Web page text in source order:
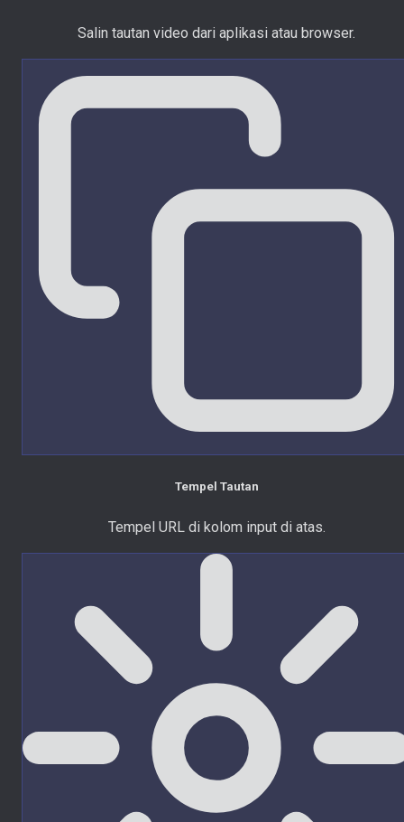
Salin tautan video dari aplikasi atau browser.
Tempel Tautan
Tempel URL di kolom input di atas.